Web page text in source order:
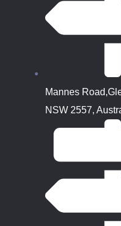
Mannes
NSW 2557,